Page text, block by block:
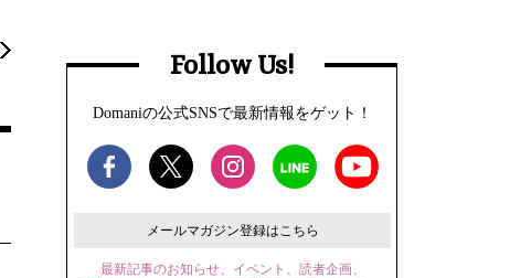
Follow Us!
Domaniの公式SNSで最新情報をゲット！
メールマガジン登録はこちら
最新記事のお知らせ、イベント、読者企画、